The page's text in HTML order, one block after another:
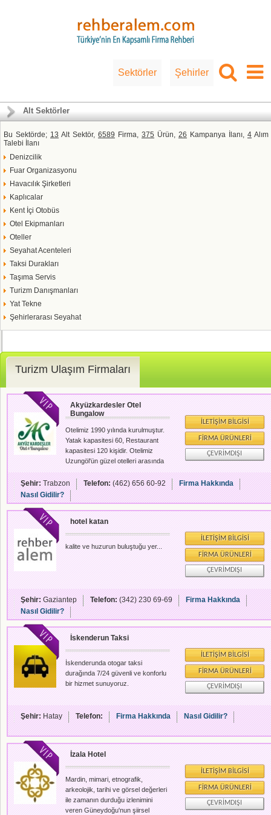
Sektörler Şehirler
Alt Sektörler
Bu Sektörde; 13 Alt Sektör, 6589 Firma, 375 Ürün, 26 Kampanya İlanı, 4 Alım
Talebi İlanı
Denizcilik
Fuar Organizasyonu
Havacılık Şirketleri
Kaplıcalar
Kent İçi Otobüs
Otel Ekipmanları
Oteller
Seyahat Acenteleri
Taksi Durakları
Taşıma Servis
Turizm Danışmanları
Yat Tekne
Şehirlerarası Seyahat
Turizm Ulaşım Firmaları
Akyüzkardesler Otel
Bungalow
Otelimiz 1990 yılında kurulmuştur.
Yatak kapasitesi 60, Restaurant
kapasitesi 120 kişidir. Otelimiz
Uzungöl'ün güzel otelleri arasında
yer almaktadır. Uzungöl'ün tadını
sessizlik ve rahatlıkla taçlandırmak
ve bütçelerine uygun bir tatil
yapmak isteyen misafirlerimizi
Akyüz Otel & Bungalow'a
beklemekteyiz. Trabzon Uzungöl
her mevsimi bir başka güzel olan,
gerek yeşilin gerekse mavinin tüm
tonlarını göz alıcı güzelliğiyle bizlere
sunan ve konukseverliğinden taviz
vermeden bu değerlerini günümüze
kadar getiren g
İLETIŞIM BILGISI
FIRMA ÜRÜNLERI
ÇEVRIMDIŞI
Şehir:Trabzon Telefon:(462) 656 60-92
Firma Hakkında
Nasıl Gidilir?
hotel katan
kalite ve huzurun buluştuğu yer...
İLETIŞIM BILGISI
FIRMA ÜRÜNLERI
ÇEVRIMDIŞI
Şehir:Gaziantep Telefon:(342) 230 69-69
Firma Hakkında
Nasıl Gidilir?
İskenderun Taksi
İskenderunda otogar taksi
durağında 7/24 güvenli ve konforlu
bir hizmet sunuyoruz.
İLETIŞIM BILGISI
FIRMA ÜRÜNLERI
ÇEVRIMDIŞI
Şehir:Hatay Telefon: Firma Hakkında Nasıl Gidilir?
İzala Hotel
Mardin, mimari, etnografik,
arkeolojik, tarihi ve görsel değerleri
ile zamanın durduğu izlenimini
veren Güneydoğu'nun şiirsel
İLETIŞIM BILGISI
FIRMA ÜRÜNLERI
ÇEVRIMDIŞI